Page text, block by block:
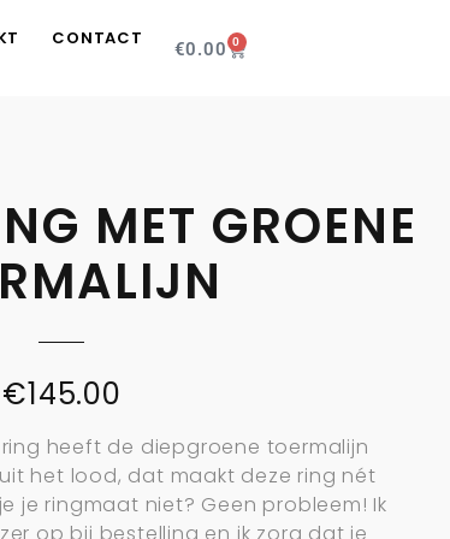
CONTACT €0.00 0
MET GROENE
€145.00
heeft de diepgroene toermalijn
het lood, dat maakt deze ring nét
je ringmaat niet? Geen probleem! Ik